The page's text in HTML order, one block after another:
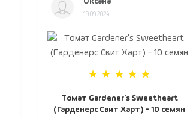
19.09.2024
Томат Gardener's Sweetheart
(Гарденерс Свит Харт) - 10 семян